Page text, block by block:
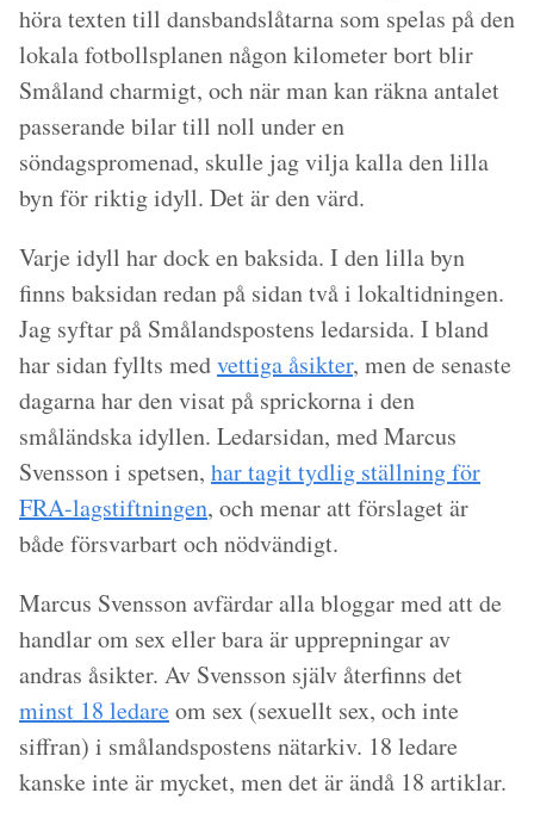
höra texten till dansbandslåtarna som spelas på den
lokala fotbollsplanen någon kilometer bort blir
Småland charmigt, och när man kan räkna antalet
passerande bilar till noll under en
söndagspromenad, skulle jag vilja kalla den lilla
byn för riktig idyll. Det är den värd.
Varje idyll har dock en baksida. I den lilla byn
finns baksidan redan på sidan två i lokaltidningen.
Jag syftar på Smålandspostens ledarsida. I bland
har sidan fyllts medvettiga åsikter, men de senaste
dagarna har den visat på sprickorna i den
småländska idyllen. Ledarsidan, med Marcus
Svensson i spetsen, har tagit tydlig ställning för
FRA-lagstiftningen, och menar att förslaget är
både försvarbart och nödvändigt.
Marcus Svensson avfärdar alla bloggar med att de
handlar om sex eller bara är upprepningar av
andras åsikter. Av Svensson själv återfinns det
minst 18 ledareom sex (sexuellt sex, och inte
siffran) i smålandspostens nätarkiv. 18 ledare
kanske inte är mycket, men det är ändå 18 artiklar.